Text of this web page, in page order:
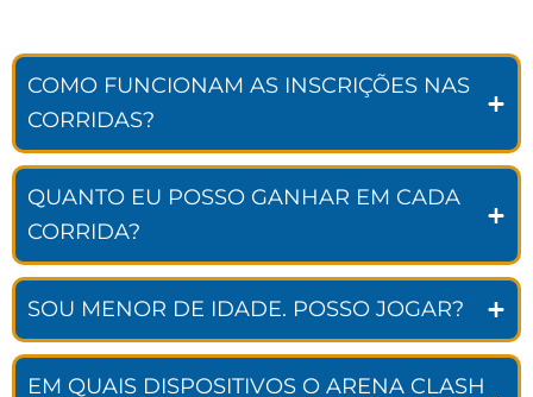
COMO FUNCIONAM AS INSCRIÇÕES NAS
CORRIDAS?
QUANTO EU POSSO GANHAR EM CADA
CORRIDA?
SOU MENOR DE IDADE. POSSO JOGAR?
EM QUAIS DISPOSITIVOS O ARENA CLASH